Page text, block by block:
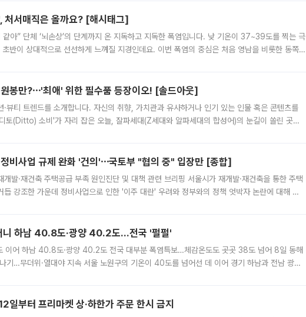
처서매직은 올까요? [해시태그]
같아” 단체 ‘뇌손상’의 단계까지 온 지독하고 지독한 폭염입니다. 낮 기온이 37~39도를 찍는 극
반이 상대적으로 선선하게 느껴질 지경인데요. 이번 폭염의 중심은 처음 영남을 비롯한 동쪽
봉만?⋯'최애' 위한 필수품 등장이오! [솔드아웃]
·뷰티 트렌드를 소개합니다. 자신의 취향, 가치관과 유사하거나 인기 있는 인물 혹은 콘텐츠를
토(Ditto) 소비'가 자리 잡은 오늘, 잘파세대(Z세대와 알파세대의 합성어)의 눈길이 쏠린 곳은
비사업 규제 완화 '건의'⋯국토부 "협의 중" 입장만 [종합]
개발·재건축 주택공급 부족 원인진단 및 대책 관련 브리핑 서울시가 재개발·재건축을 통한 주택
듭 강조한 가운데 정비사업으로 인한 '이주 대란' 우려와 정부와의 정책 엇박자 논란에 대해 정
니 하남 40.8도·광양 40.2도…전국 '펄펄'
이어 하남 40.8도·광양 40.2도 전국 대부분 폭염특보…체감온도도 곳곳 38도 넘어 8일 동해
기…무더위·열대야 지속 서울 노원구의 기온이 40도를 넘어선 데 이어 경기 하남과 전남 광양
일부터 프리마켓 상·하한가 주문 한시 금지